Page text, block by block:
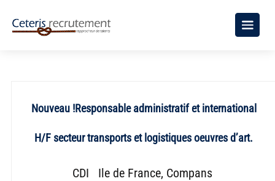
Nouveau !Responsable administratif et international
H/F secteur transports et logistiques oeuvres d’art.
CDI Ile de France Compans